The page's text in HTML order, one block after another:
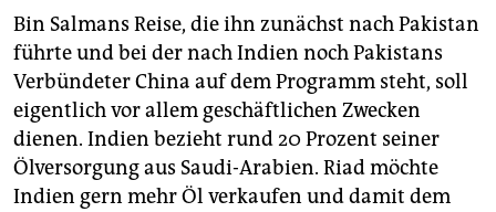
Bin Salmans Reise, die ihn zunächst nach Pakistan
führte und bei der nach Indien noch Pakistans
Verbündeter China auf dem Programm steht, soll
eigentlich vor allem geschäftlichen Zwecken
dienen. Indien bezieht rund 20 Prozent seiner
Ölversorgung aus Saudi-Arabien. Riad möchte
Indien gern mehr Öl verkaufen und damit dem